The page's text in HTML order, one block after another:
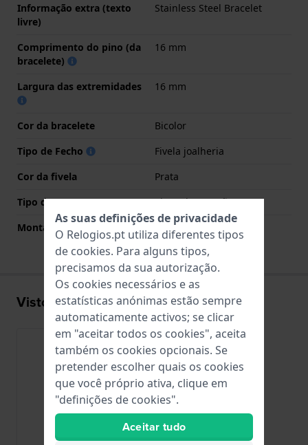
Informação extra (texto
livre)
Stainless Steel Bracelet
Comprimento do pino (da
bracelete)
16 mm
Largura das extremidades 16 mm
Cor da bracelete
Bicolor
Tipo de Fecho
Fivela joalheria
Cor da fivela
Prata
Tipo de montagem
Pinos de pressão
Montagem Reta
Visto recentemente
As suas definições de privacidade
O Relogios.pt utiliza diferentes tipos
de cookies. Para alguns tipos,
precisamos da sua autorização.
Os cookies necessários e as
estatísticas anónimas estão sempre
automaticamente activos; se clicar
em "aceitar todos os cookies", aceita
também os cookies opcionais. Se
pretender escolher quais os cookies
que você próprio ativa, clique em
"definições de cookies".
Aceitar tudo